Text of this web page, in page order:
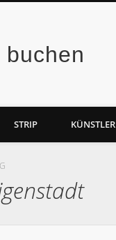
STRIP KÜNSTLER